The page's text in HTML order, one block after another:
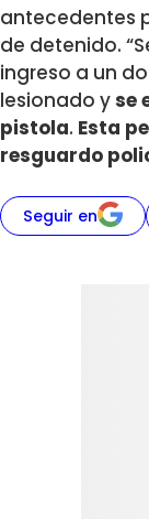
antecedentes
de detenido.
ingreso a un
lesionado yse
pistola. Esta
resguardo
Seguir en